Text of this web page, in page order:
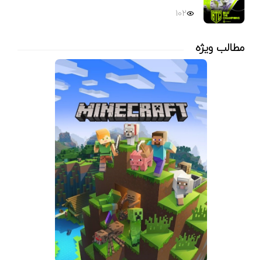
102
مطالب ویژه